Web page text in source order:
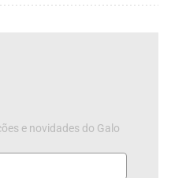
e novidades do Galo